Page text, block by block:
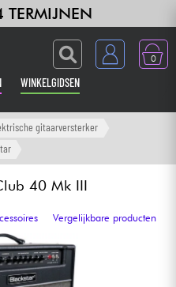
TERMIJNEN
0
WINKELGIDSEN
gitaarversterker
40 Mk III
Vergelijkbare producten